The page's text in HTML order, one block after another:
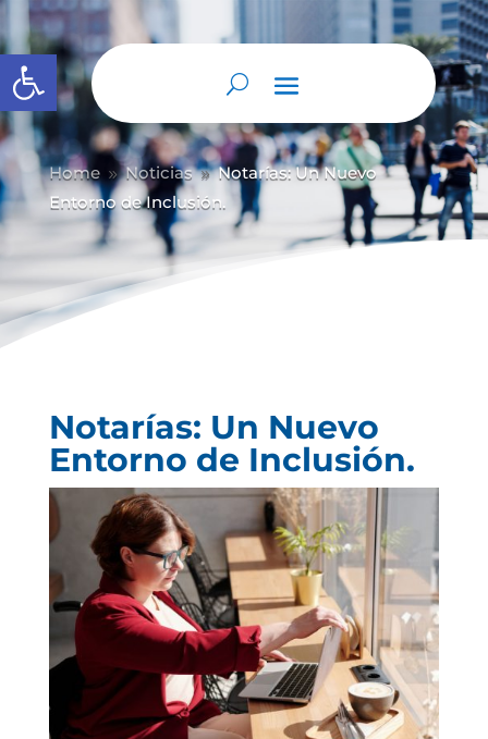
Abrir barra de herramientas
Home 9 Noticias 9 Notarías: Un Nuevo
Entorno de Inclusión.
Notarías: Un Nuevo
Entorno de Inclusión.